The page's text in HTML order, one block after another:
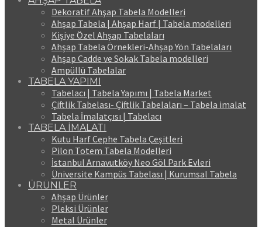
Dekoratif Ahşap Tabela Modelleri
Ahşap Tabela | Ahşap Harf | Tabela modelleri
Kişiye Özel Ahşap Tabelaları
Ahşap Tabela Örnekleri-Ahşap Yön Tabelaları
Ahşap Cadde ve Sokak Tabela modelleri
Ampüllü Tabelalar
TABELA YAPIMI
Tabelacı | Tabela Yapımı | Tabela Market
Çiftlik Tabelası- Çiftlik Tabelaları – Tabela imalat
Tabela İmalatçısı | Tabelacı
TABELA İMALATI
Kutu Harf Cephe Tabela Çeşitleri
Pilon Totem Tabela Modelleri
İstanbul Arnavutköy Neo Göl Park Evleri
Üniversite Kampüs Tabelası | Kurumsal Tabela
ÜRÜNLER
Ahşap Ürünler
Pleksi Ürünler
Metal Ürünler